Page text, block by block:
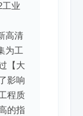
工业
高清
为工
【大
影响
程质
的指